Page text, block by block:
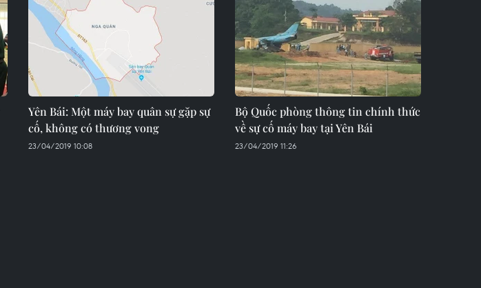
Yên Bái: Một máy bay quân sự gặp sự
cố, không có thương vong
23/04/2019 10:08
Bộ Quốc phòng thông tin chính thức
về sự cố máy bay tại Yên Bái
23/04/2019 11:26